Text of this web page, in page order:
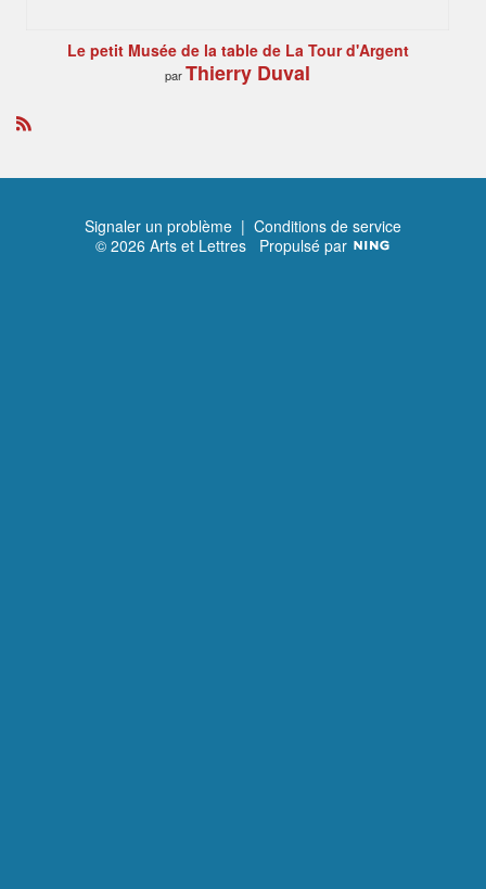
Le petit Musée de la table de La Tour d'Argent
parThierry Duval
Signaler un problème | Conditions de service
© 2026 Arts et Lettres Propulsé par